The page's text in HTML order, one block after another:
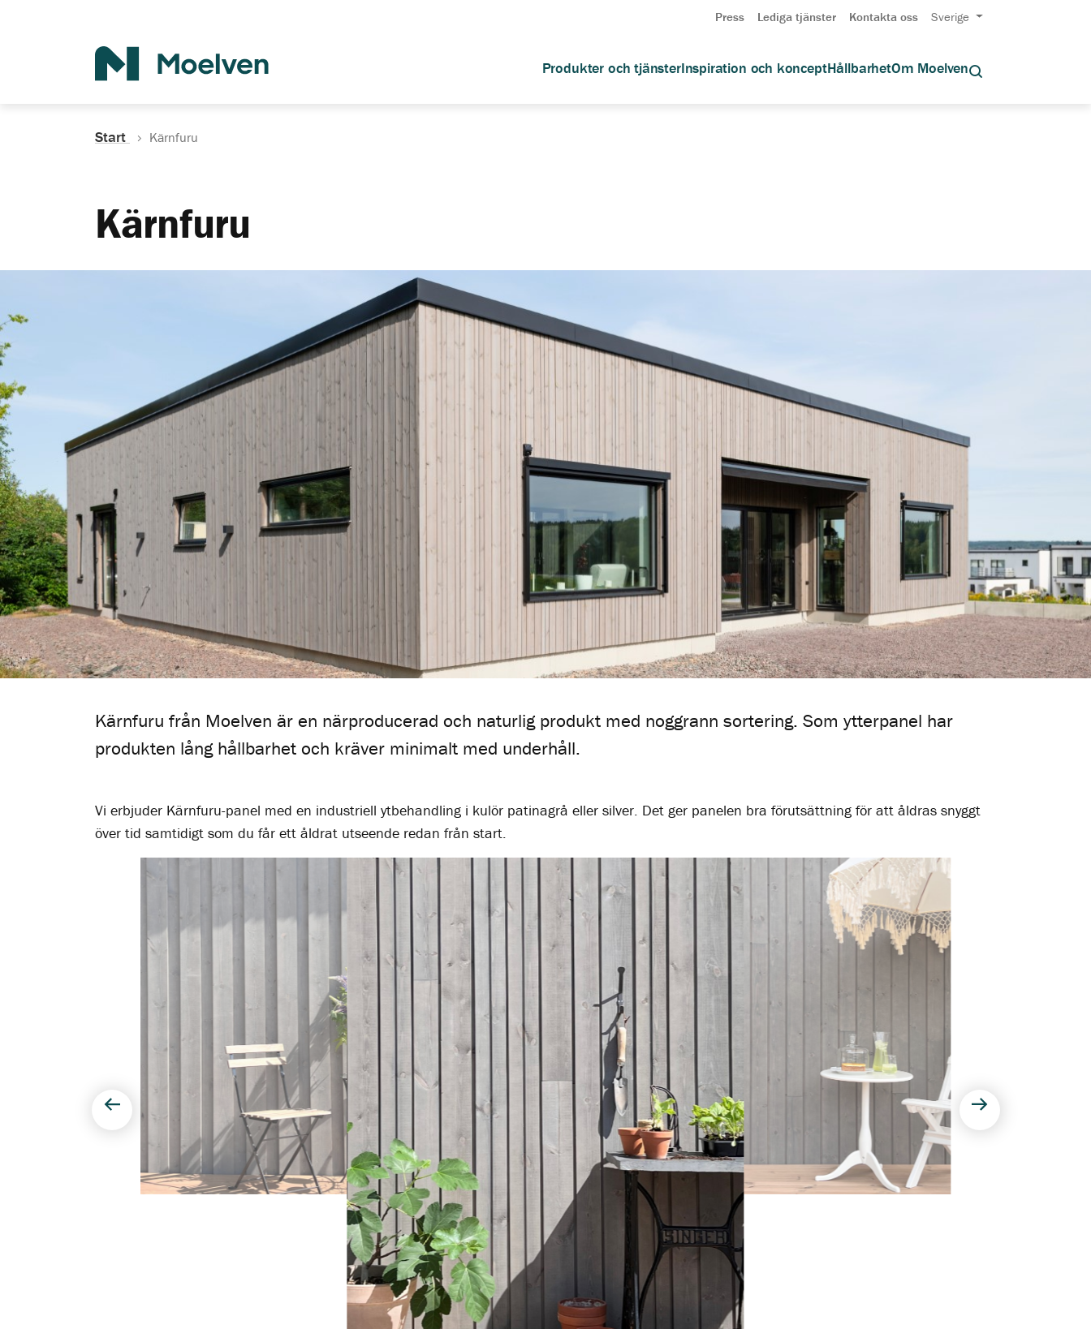
Press Lediga tjänster Kontakta oss Sverige
Produkter och tjänsterInspiration och konceptHållbarhetOm Moelven
Start Kärnfuru
Kärnfuru
Kärnfuru från Moelven är en närproducerad och naturlig produkt med noggrann sortering. Som ytterpanel har
produkten lång hållbarhet och kräver minimalt med underhåll.
Vi erbjuder Kärnfuru-panel med en industriell ytbehandling i kulör patinagrå eller silver. Det ger panelen bra förutsättning för att åldras snyggt
över tid samtidigt som du får ett åldrat utseende redan från start.
Föregående Nästa